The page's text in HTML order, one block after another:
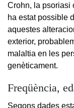
Crohn, la psoriasi
ha estat possible
aquestes
exterior,
malaltia en les
genèticament.
Freqüència,
Segons dades